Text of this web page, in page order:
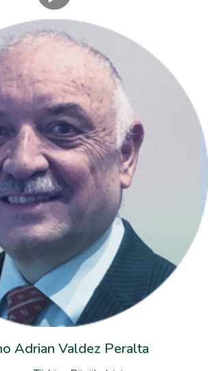
Adrian Valdez Peralta